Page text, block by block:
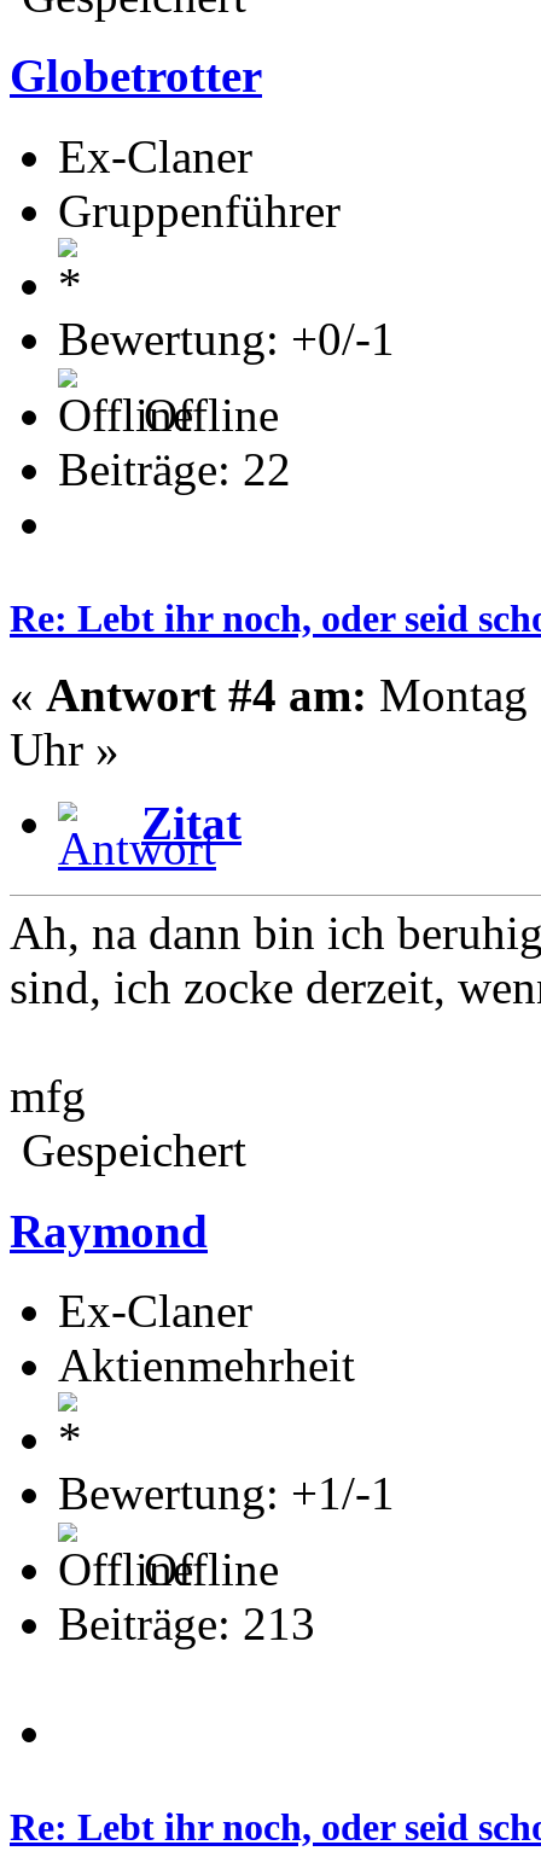
Globetrotter
Ex-Claner
Gruppenführer
Bewertung: +0/-1
Offline
Beiträge: 22
Re: Lebt ihr noch, oder seid
« Antwort #4 am: Montag
Uhr »
Zitat
Ah, na dann bin ich
sind, ich zocke derzeit,
mfg
Gespeichert
Raymond
Ex-Claner
Aktienmehrheit
Bewertung: +1/-1
Offline
Beiträge: 213
Re: Lebt ihr noch, oder seid